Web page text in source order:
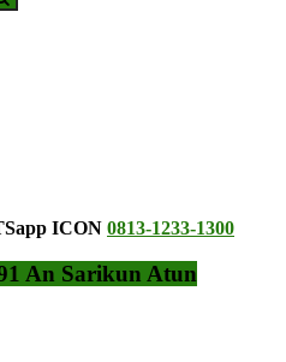
0813-1233-1300
An Sarikun Atun